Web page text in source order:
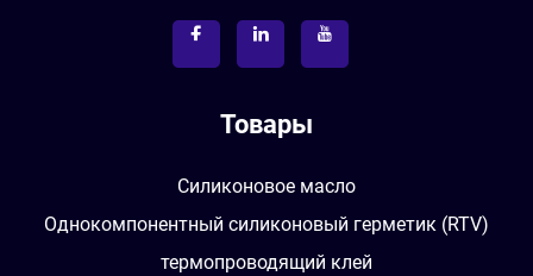
Товары
Силиконовое масло
Однокомпонентный силиконовый герметик (RTV)
термопроводящий клей